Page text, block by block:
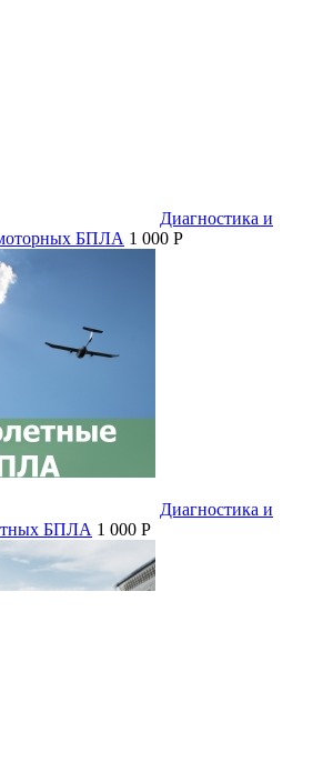
Диагностика и
БПЛА 1 000 P
Диагностика и
БПЛА 1 000 P